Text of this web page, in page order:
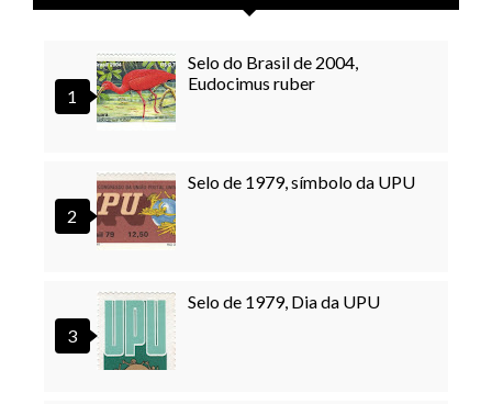
Selo do Brasil de 2004,
Eudocimus ruber
Selo de 1979, símbolo da UPU
Selo de 1979, Dia da UPU